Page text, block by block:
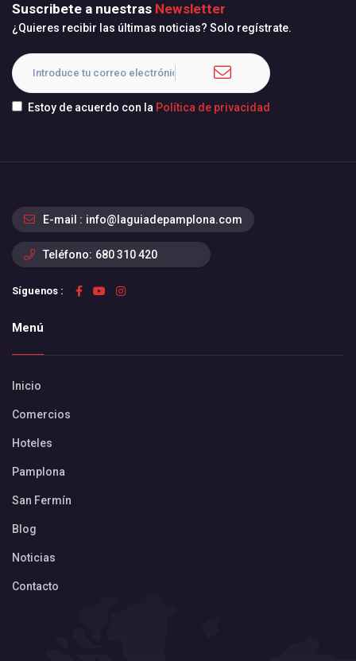
Suscribete a nuestras Newsletter
¿Quieres recibir las últimas noticias? Solo regístrate.
Estoy de acuerdo con la Política de privacidad
E-mail : info@laguiadepamplona.com
Teléfono: 680 310 420
Síguenos :
Menú
Inicio
Comercios
Hoteles
Pamplona
San Fermín
Blog
Noticias
Contacto